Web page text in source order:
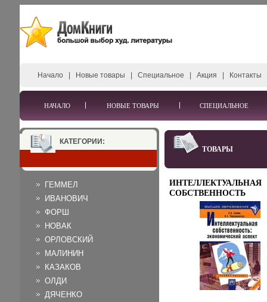
Начало Новые товары Специальное Акция Контакты
НАЧАЛО НОВЫЕ ТОВАРЫ СПЕЦИАЛЬНОЕ
КАТЕГОРИИ:
ГЕММЕЛ
ИВАНОВИЧ
ФОРШ
НОВАК
ОРЛОВСКИЙ
МАЛИНИН
КАЗАКОВ
ОЛДИ
ДЯЧЕНКО
ТОВАРЫ
ИНТЕЛЛЕКТУАЛЬНАЯ
СОБСТВЕННОСТЬ
ЭКОНОМИЧЕСКИЙ
АСПЕКТ УЧЕБНОЕ
ПОСОБИЕ СЕРИЯ:
ВЫСШЕЕ
ИНФО 8538B.